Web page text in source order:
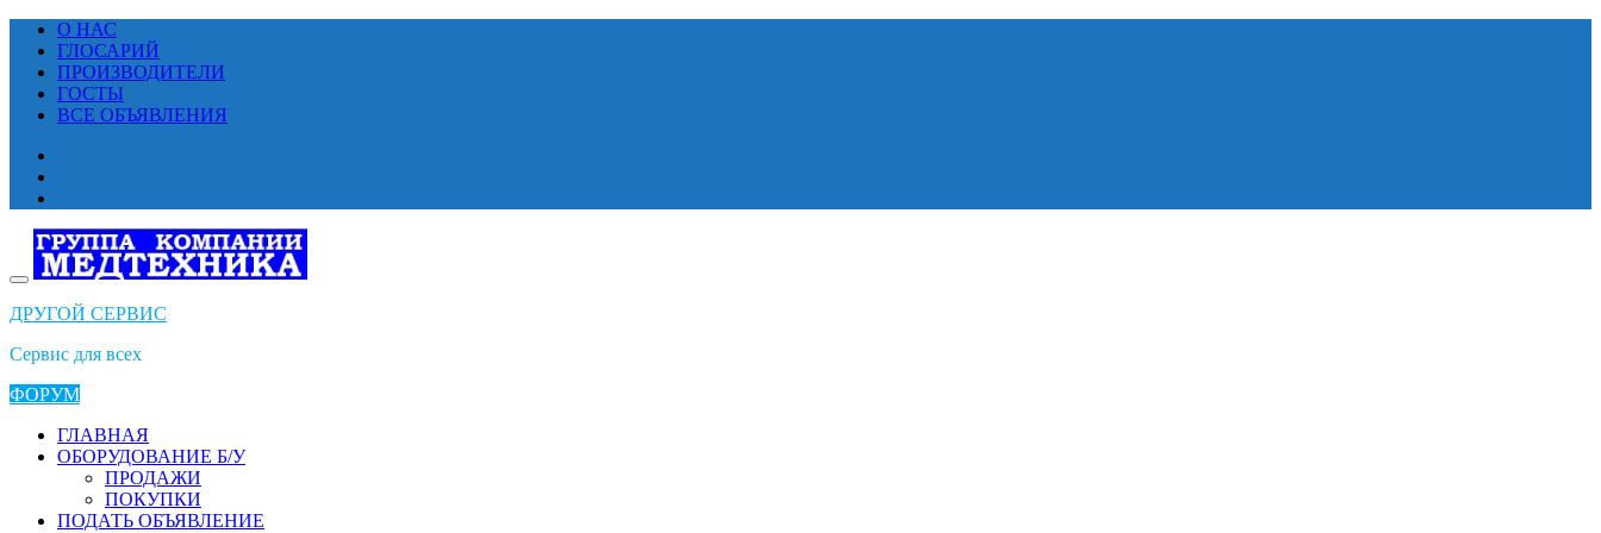
Перейти
содержимому
О НАС
ГЛОСАРИЙ
ПРОИЗВОДИТЕЛИ
ГОСТЫ
ВСЕ ОБЪЯВЛЕНИЯ
ДРУГОЙ СЕРВИС
Сервис для всех
ФОРУМ
ГЛАВНАЯ
ОБОРУДОВАНИЕ Б/У
ПРОДАЖИ
ПОКУПКИ
ПОДАТЬ ОБЪЯВЛЕНИЕ